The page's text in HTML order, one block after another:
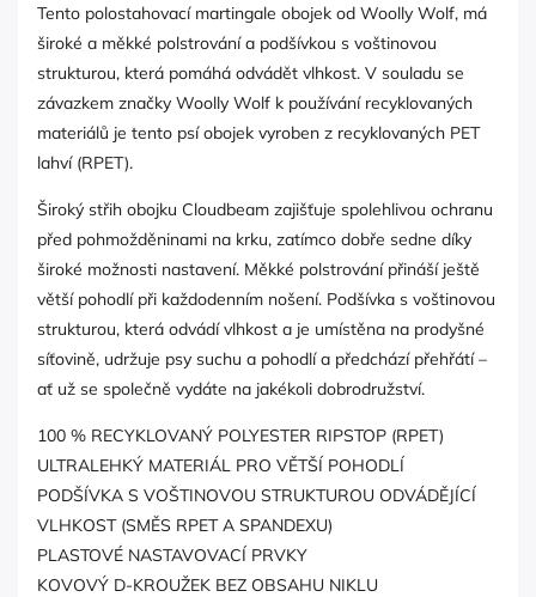
Tento polostahovací martingale obojek od Woolly Wolf, má
široké a měkké polstrování a podšívkou s voštinovou
strukturou, která pomáhá odvádět vlhkost. V souladu se
závazkem značky Woolly Wolf k používání recyklovaných
materiálů je tento psí obojek vyroben z recyklovaných PET
lahví (RPET).
Široký střih obojku Cloudbeam zajišťuje spolehlivou ochranu
před pohmožděninami na krku, zatímco dobře sedne díky
široké možnosti nastavení. Měkké polstrování přináší ještě
větší pohodlí při každodenním nošení. Podšívka s voštinovou
strukturou, která odvádí vlhkost a je umístěna na prodyšné
síťovině, udržuje psy suchu a pohodlí a předchází přehřátí –
ať už se společně vydáte na jakékoli dobrodružství.
100 % RECYKLOVANÝ POLYESTER RIPSTOP (RPET)
ULTRALEHKÝ MATERIÁL PRO VĚTŠÍ POHODLÍ
PODŠÍVKA S VOŠTINOVOU STRUKTUROU ODVÁDĚJÍCÍ
VLHKOST (SMĚS RPET A SPANDEXU)
PLASTOVÉ NASTAVOVACÍ PRVKY
KOVOVÝ D-KROUŽEK BEZ OBSAHU NIKLU